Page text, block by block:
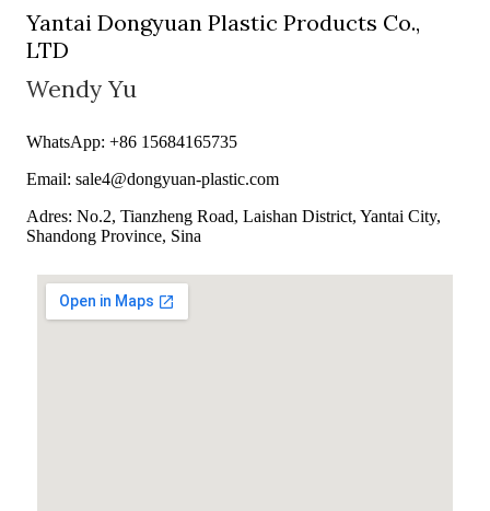
Yantai Dongyuan Plastic Products Co.,
LTD
Wendy Yu
WhatsApp: +86 15684165735
Email: sale4@dongyuan-plastic.com
Adres: No.2, Tianzheng Road, Laishan District, Yantai City,
Shandong Province, Sina